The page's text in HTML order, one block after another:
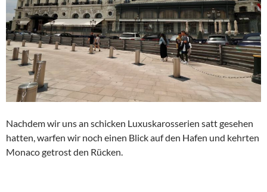
Nachdem wir uns an schicken Luxuskarosserien satt gesehen
hatten, warfen wir noch einen Blick auf den Hafen und kehrten
Monaco getrost den Rücken.